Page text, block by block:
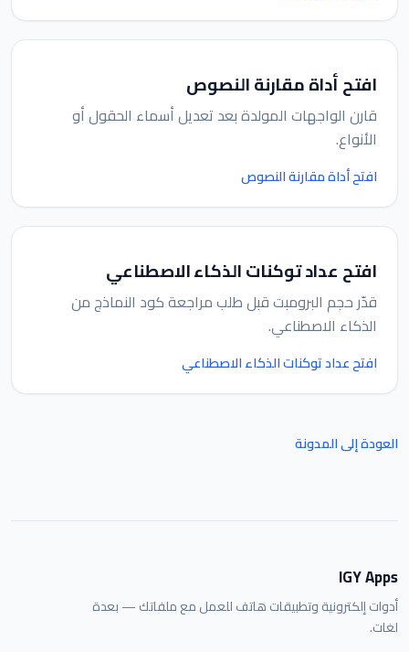
افتح أداة مقارنة النصوص
قارن الواجهات المولدة بعد تعديل أسماء الحقول أو
الأنواع.
افتح أداة مقارنة النصوص
افتح عداد توكنات الذكاء الاصطناعي
قدّر حجم البرومبت قبل طلب مراجعة كود النماذج من
الذكاء الاصطناعي.
افتح عداد توكنات الذكاء الاصطناعي
العودة إلى المدونة
IGY Apps
أدوات إلكترونية وتطبيقات هاتف للعمل مع ملفاتك — بعدة
لغات.